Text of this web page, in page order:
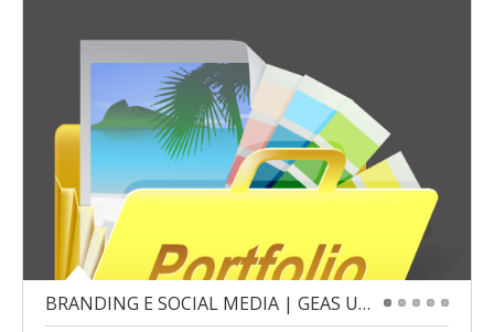
BRANDING E SOCIAL MEDIA | GEAS UniBH